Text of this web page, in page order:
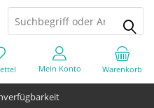
Warenkorb
Mein Konto